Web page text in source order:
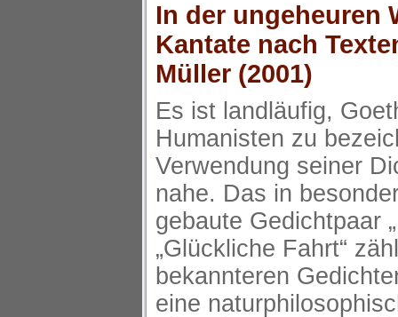
In der ungeheuren
Kantate nach
Müller (2001)
Es ist landläufig,
Humanisten zu
Verwendung seiner
nahe. Das in
gebaute Gedichtpaar
„Glückliche Fahrt“
bekannteren
eine